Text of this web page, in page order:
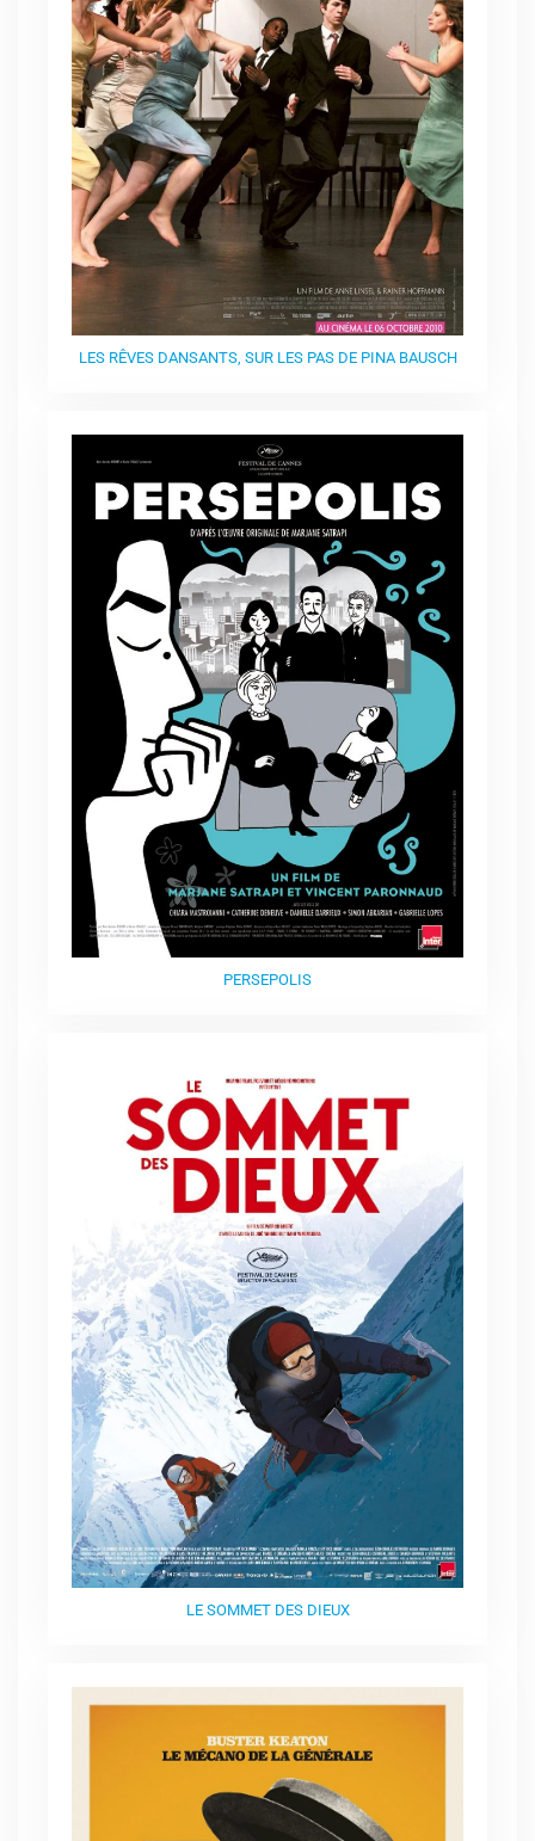
LES RÊVES DANSANTS, SUR LES PAS DE PINA BAUSCH
PERSEPOLIS
LE SOMMET DES DIEUX